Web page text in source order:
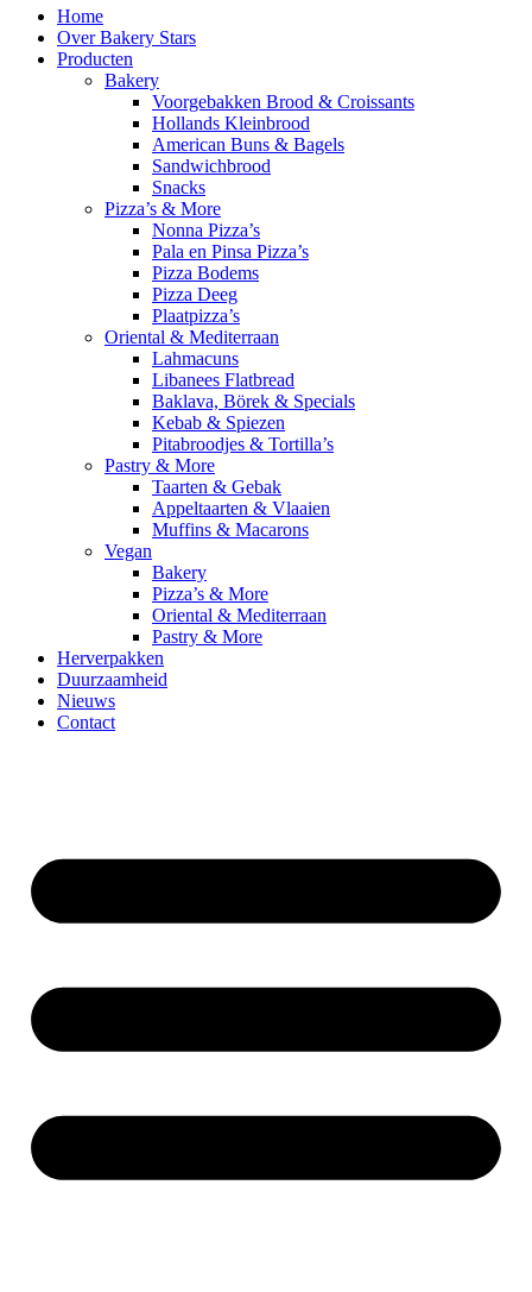
Home
Over Bakery Stars
Producten
Bakery
Voorgebakken Brood & Croissants
Hollands Kleinbrood
American Buns & Bagels
Sandwichbrood
Snacks
Pizza’s & More
Nonna Pizza’s
Pala en Pinsa Pizza’s
Pizza Bodems
Pizza Deeg
Plaatpizza’s
Oriental & Mediterraan
Lahmacuns
Libanees Flatbread
Baklava, Börek & Specials
Kebab & Spiezen
Pitabroodjes & Tortilla’s
Pastry & More
Taarten & Gebak
Appeltaarten & Vlaaien
Muffins & Macarons
Vegan
Bakery
Pizza’s & More
Oriental & Mediterraan
Pastry & More
Herverpakken
Duurzaamheid
Nieuws
Contact